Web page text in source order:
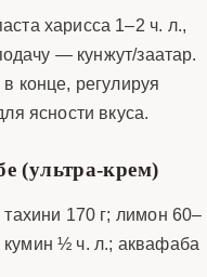
харисса 1–2 ч. л.,
— кунжут/заатар.
конце, регулируя
ясности вкуса.
(ультра-крем)
тахини 170 г; лимон 60–
кумин ½ ч. л.; аквафаба